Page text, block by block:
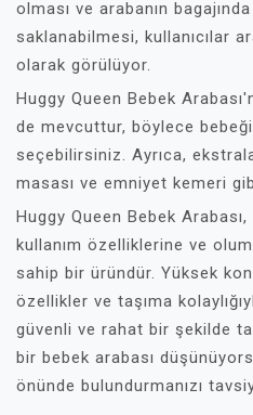
olması ve arabanın
saklanabilmesi, kullanıcılar
olarak görülüyor.
Huggy Queen Bebek
de mevcuttur, böylece
seçebilirsiniz. Ayrıca,
masası ve emniyet kemeri
Huggy Queen Bebek
kullanım özelliklerine ve
sahip bir üründür. Yüksek
özellikler ve taşıma
güvenli ve rahat bir şekilde
bir bebek arabası
önünde bulundurmanızı